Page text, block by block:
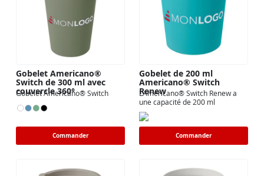
Gobelet Americano®
Switch de 300 ml avec
couvercle 360°
Gobelet Americano® Switch
Commander
Gobelet de 200 ml
Americano® Switch
Renew
L’Americano® Switch Renew a
une capacité de 200 ml
Commander